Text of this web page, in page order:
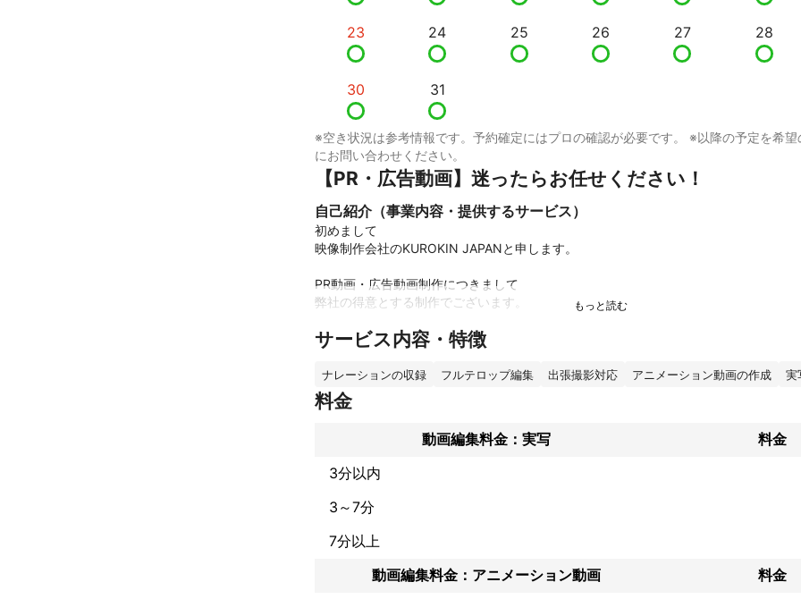
23 24 25 26 27 28
30 31
※空き状況は参考情報です。予約確定にはプロの確認が必要です。 ※以降の予定を希望
にお問い合わせください。
【PR・広告動画】迷ったらお任せください！
自己紹介（事業内容・提供するサービス）
初めまして
映像制作会社のKUROKIN JAPANと申します。
PR動画・広告動画制作につきまして
弊社の得意とする制作でございます。
リーズナブルな価格帯で
上場企業からスタートアップまで制作実績があります。
ご希望の映像クオリティに沿って、お見積りを致しますので
ご検討の程、何卒よろしくお願い致します。
サービス内容・特徴
ナレーションの収録 フルテロップ編集 出張撮影対応 アニメーション動画の作成 実
料金
動画編集料金：実写
料金
3分以内
3～7分
7分以上
動画編集料金：アニメーション動画
料金